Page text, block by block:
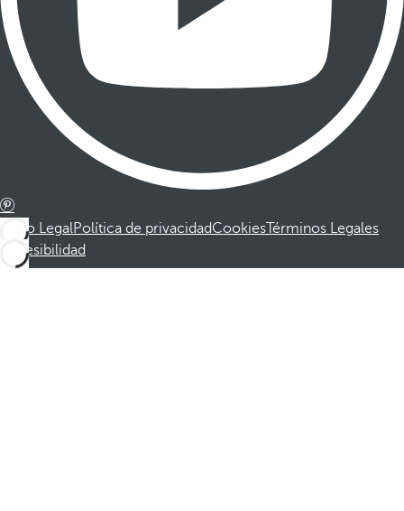
Aviso LegalPolítica de privacidadCookiesTérminos Legales
Accesibilidad